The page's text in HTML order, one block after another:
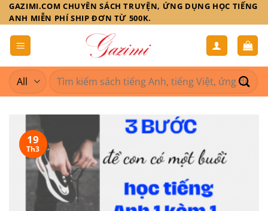
Skip
to
content
GAZIMI.COM CHUYÊN SÁCH TRUYỆN, ỨNG DỤNG HỌC TIẾNG
ANH MIỄN PHÍ SHIP ĐƠN TỪ 500K.
Tìm
kiếm:
19
Th3